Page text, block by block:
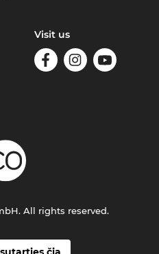
Visit us
All rights reserved.